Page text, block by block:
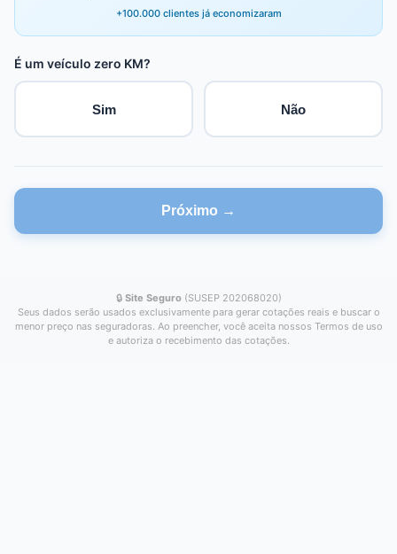
+100.000 clientes já economizaram
É um veículo zero KM?
Sim Não
Próximo →
🔒 Site Seguro (SUSEP 202068020)
Seus dados serão usados exclusivamente para gerar cotações reais e buscar o
menor preço nas seguradoras. Ao preencher, você aceita nossos Termos de uso
e autoriza o recebimento das cotações.